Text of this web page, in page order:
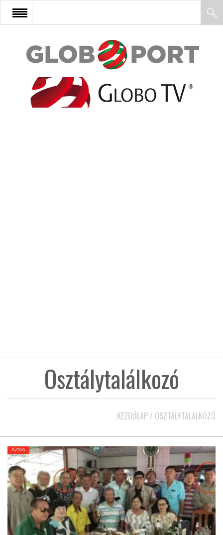
FŐOLDAL
AFRIKA
HÍR3D
TROPICALMAGAZIN
GLOBOTV
AFRIKA TUDÁSTÁR
Osztálytalálkozó
KEZDŐLAP / OSZTÁLYTALÁLKOZÓ
ÁZSIA